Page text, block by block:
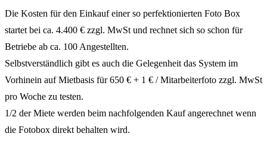
Die Kosten für den Einkauf einer so perfektionierten Foto Box
startet bei ca. 4.400 € zzgl. MwSt und rechnet sich so schon für
Betriebe ab ca. 100 Angestellten.
Selbstverständlich gibt es auch die Gelegenheit das System im
Vorhinein auf Mietbasis für 650 € + 1 € / Mitarbeiterfoto zzgl. MwSt
pro Woche zu testen.
1/2 der Miete werden beim nachfolgenden Kauf angerechnet wenn
die Fotobox direkt behalten wird.